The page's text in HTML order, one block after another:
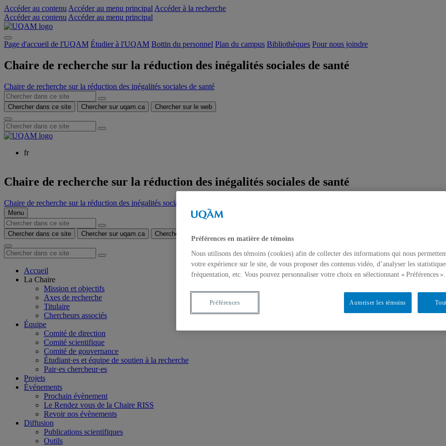
Accéder au contenu Accéder au menu principal Accéder à la recherche
Accéder au contenu Accéder au menu principal
Page d'accueil de l'UQAM Étudier à l'UQAM Bottin du personnel Plan du campus Bibliothèques Pour nous joindre
Chaire de recherche sur la réduction des inégalités sociales de santé
Chaire de recherche sur la réduction des inégalités sociales de santé
Chercher dans ce site Chercher sur uqam.ca Chercher sur le web
fr
Chaire de recherche sur la réduction des inégalités sociales de santé
Chaire de recherche sur la réduction des inégalités sociales de santé
Menu
Chercher dans ce site Chercher sur uqam.ca Chercher sur le web
Accueil
La Chaire
Mission et objectifs
Axes de recherche
Titulaire
Chercheurs associés
Équipe
Comité de direction
Comité scientifique
Comité de gouvernance
Étudiant·es et équipe de soutien à la recherche
Pair·es chercheur·es
Projets
Événements
Prochain évènement
Le Rendez vous de la Chaire RISS
Revoir nos évènements
Diffusion
Publications scientifiques
Outils
Préférences en matière de témoins
Nous utilisons des témoins (cookies) afin de collecter des informations qui nous
votre expérience sur le site, de vous proposer des contenus vidéo, d’analyser les
fréquentation, etc. Vous pouvez personnaliser votre choix en sélectionnant « Préférences ».
Autoriser les témoins
Préférences